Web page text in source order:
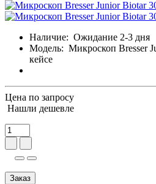
Наличие: Ожидание 2-3 дня
Модель: Микроскоп Bresser
кейсе
Цена по запросу
Нашли дешевле
Заказ